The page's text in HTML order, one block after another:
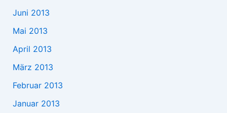
Juni 2013
Mai 2013
April 2013
März 2013
Februar 2013
Januar 2013